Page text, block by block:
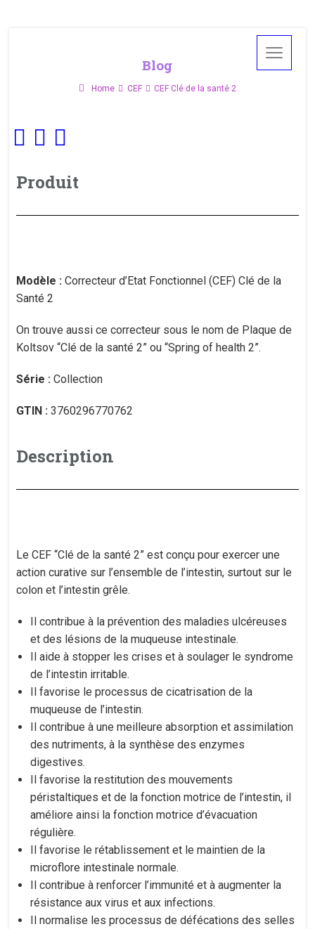
Blog
Home CEF CEF Clé de la santé 2
Produit
Modèle : Correcteur d’Etat Fonctionnel (CEF) Clé de la
Santé 2
On trouve aussi ce correcteur sous le nom de Plaque de
Koltsov “Clé de la santé 2” ou “Spring of health 2”.
Série : Collection
GTIN : 3760296770762
Description
Le CEF “Clé de la santé 2” est conçu pour exercer une
action curative sur l’ensemble de l’intestin, surtout sur le
colon et l’intestin grêle.
Il contribue à la prévention des maladies ulcéreuses
et des lésions de la muqueuse intestinale.
Il aide à stopper les crises et à soulager le syndrome
de l’intestin irritable.
Il favorise le processus de cicatrisation de la
muqueuse de l’intestin.
Il contribue à une meilleure absorption et assimilation
des nutriments, à la synthèse des enzymes
digestives.
Il favorise la restitution des mouvements
péristaltiques et de la fonction motrice de l’intestin, il
améliore ainsi la fonction motrice d’évacuation
régulière.
Il favorise le rétablissement et le maintien de la
microflore intestinale normale.
Il contribue à renforcer l’immunité et à augmenter la
résistance aux virus et aux infections.
Il normalise les processus de défécations des selles